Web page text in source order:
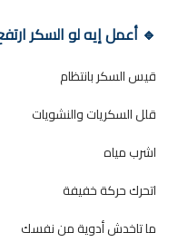
🔹 أعمل إيه لو السكر
قيس السكر بانتظام
قلل السكريات والنشويات
اشرب مياه
اتحرك حركة خفيفة
ما تاخدش أدوية من نفسك